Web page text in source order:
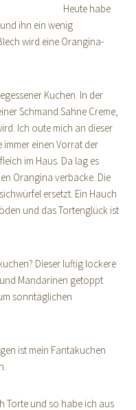
Heute habe
ihn ein wenig
wird eine Orangina-
Kuchen. In der
Schmand Sahne Creme,
Ich oute mich an dieser
immer einen Vorrat der
im Haus. Da lag es
Orangina verbacke. Die
ersetzt. Ein Hauch
und das Tortenglück ist
Dieser luftig lockere
Mandarinen getoppt
sonntäglichen
ist mein Fantakuchen
Torte und so habe ich aus